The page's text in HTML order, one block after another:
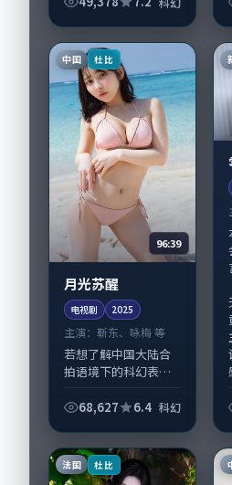
头。导演郭帆擅长留
白叙事，古天乐、靳
东...
中国 杜比
96:39
月光苏醒
电视剧 2025
主演： 靳东、咏梅 等
若想了解中国大陆合
拍语境下的科幻表
得关注：剧情侧重人
配角群戏并重。影片
2025年面世后在影...
68,627 6.4 科幻
法国 杜比